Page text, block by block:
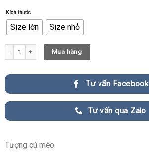
Kích thước
Size lớn Size nhỏ
Tượng cú mèo CD979 quantity
Mua hàng
Tư vấn Facebook
Tư vấn qua Zalo
Tượng cú mèo